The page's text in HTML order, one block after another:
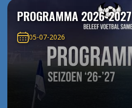
PROGRAMMA 2026-2027
05-07-2026